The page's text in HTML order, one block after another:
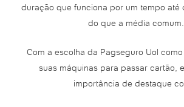
duração que funciona por um tempo até
do que a média comum.
Com a escolha da Pagseguro Uol
suas máquinas para passar cartão,
importância de destaque